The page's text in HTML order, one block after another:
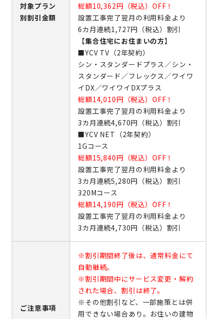
対象プラン
別割引金額
総額10,362円（税込）OFF！
設置工事完了翌月の利用料金より
6カ月連続1,727円（税込）割引
【集合住宅にお住まいの方】
■YCV TV（2年契約）
シン・スタンダードプラス／シン・
スタンダード／フレックス／ワイワ
イDX／ワイワイDXプラス
総額14,010円（税込）OFF！
設置工事完了翌月の利用料金より
3カ月連続4,670円（税込）割引
■YCV NET（2年契約）
1Gコース
総額15,840円（税込）OFF！
設置工事完了翌月の利用料金より
3カ月連続5,280円（税込）割引
320Mコース
総額14,190円（税込）OFF！
設置工事完了翌月の利用料金より
3カ月連続4,730円（税込）割引
ご注意事項
※割引期間終了後は、通常料金にて
自動継続。
※割引期間中にサービス変更・解約
された場合、割引は終了。
※その他割引など、一部施策とは併
用できない場合あり。お住いの建物